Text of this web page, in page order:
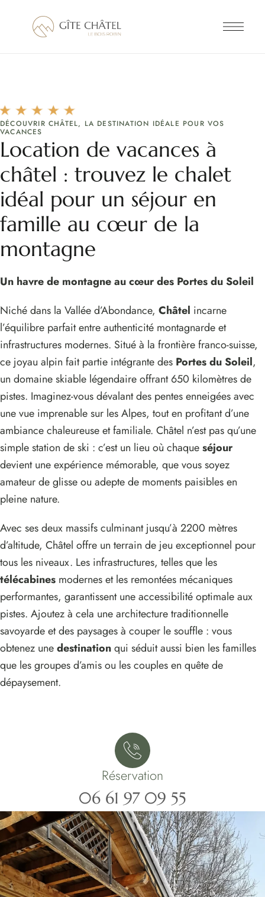
DÉCOUVRIR CHÂTEL, LA DESTINATION IDÉALE POUR VOS
VACANCES
Location de vacances à
châtel : trouvez le chalet
idéal pour un séjour en
famille au cœur de la
montagne
Un havre de montagne au cœur des Portes du Soleil
Niché dans la Vallée d’Abondance, Châtel incarne
l’équilibre parfait entre authenticité montagnarde et
infrastructures modernes. Situé à la frontière franco-suisse,
ce joyau alpin fait partie intégrante des Portes du Soleil,
un domaine skiable légendaire offrant 650 kilomètres de
pistes. Imaginez-vous dévalant des pentes enneigées avec
une vue imprenable sur les Alpes, tout en profitant d’une
ambiance chaleureuse et familiale. Châtel n’est pas qu’une
simple station de ski : c’est un lieu où chaqueséjour
devient une expérience mémorable, que vous soyez
amateur de glisse ou adepte de moments paisibles en
pleine nature.
Avec ses deux massifs culminant jusqu’à 2200 mètres
d’altitude, Châtel offre un terrain de jeu exceptionnel pour
tous les niveaux. Les infrastructures, telles que les
télécabines modernes et les remontées mécaniques
performantes, garantissent une accessibilité optimale aux
pistes. Ajoutez à cela une architecture traditionnelle
savoyarde et des paysages à couper le souffle : vous
obtenez unedestinationqui séduit aussi bien les familles
que les groupes d’amis ou les couples en quête de
dépaysement.
Réservation
06 61 97 09 55